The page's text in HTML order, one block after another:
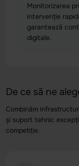
Monitorizarea
intervenție
garantează
digitale.
De ce să ne
Combinăm
și suport tehnic
competiție.